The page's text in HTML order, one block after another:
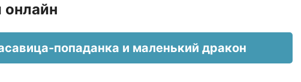
онлайн
попаданка и маленький дракон